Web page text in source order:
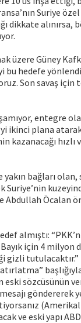
Suriye
dikkate
üzere Güney
bu hedefe
Son savaş
entegre
ikinci plana
kazanacağı hızlı
bağları olan,
Suriye’nin
Abdullah Öcalan
almıştı:
için 4 milyon
tutulacaktır.”
eski sözcüsünün
göndererek
ve eski yapı